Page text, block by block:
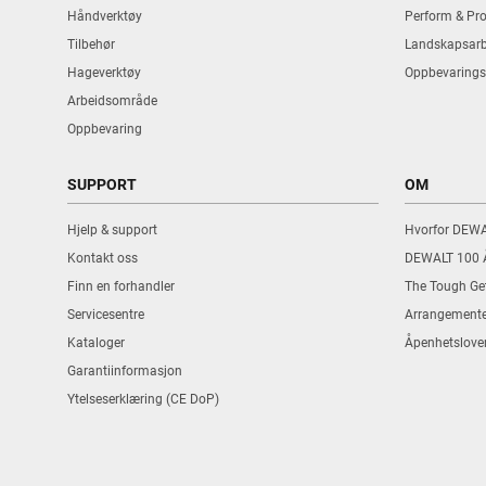
Håndverktøy
Tilbehør
Hageverktøy
Arbeidsområde
Oppbevaring
Perform &
SUPPORT
Hjelp & support
Kontakt oss
Finn en forhandler
Servicesentre
Kataloger
Garantiinformasjon
Ytelseserklæring (CE DoP)
OM
Hvorfor
DEWALT 100
The Tough